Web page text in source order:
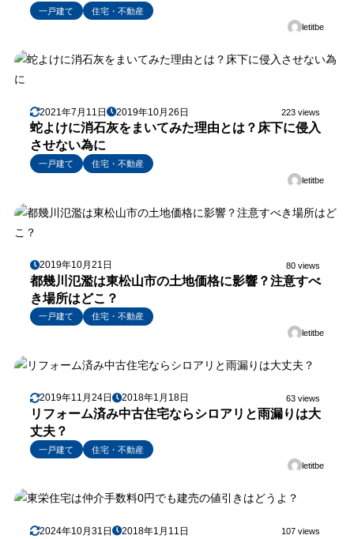
一戸建て
住宅・不動産
letitbe
2021年7月11日 2019年10月26日 223 views
蛇よけに消石灰をまいてみた理由とは？床下に侵入
させない為に
一戸建て
住宅・不動産
letitbe
2019年10月21日 80 views
都幾川氾濫は東松山市の土地価格に影響？注意すべ
き場所はどこ？
一戸建て
住宅・不動産
letitbe
2019年11月24日 2018年1月18日 63 views
リフォーム済み中古住宅ならシロアリと雨漏りは大
丈夫？
一戸建て
住宅・不動産
letitbe
2024年10月31日 2018年1月11日 107 views